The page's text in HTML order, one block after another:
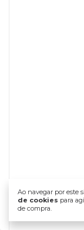
Ao navegar por este
de cookies para
de compra.
Garrafa
com Seu Logo